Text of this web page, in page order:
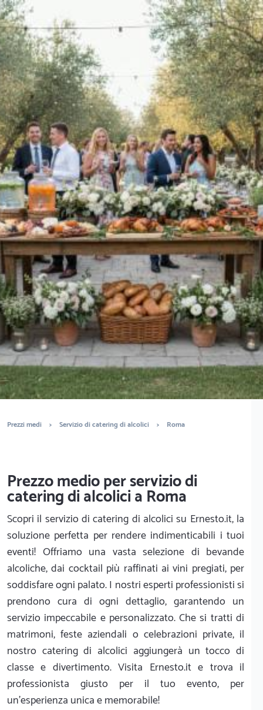
Quanto costa servizio
di catering di alcolici
a Roma? Prezzi e
tariffe 2026
Il costo medio per servizio di catering di alcolici
va da200€ a 2000€
Vuoi sapere il prezzo preciso per servizio di catering di alcolici?
Ottieni preventivi gratuiti.
È completamente gratuito
Trova catering per eventi
Prezzi medi > Servizio di catering di alcolici > Roma
Prezzo medio per servizio di
catering di alcolici a Roma
Scopri il servizio di catering di alcolici su Ernesto.it, la
soluzione perfetta per rendere indimenticabili i tuoi
eventi! Offriamo una vasta selezione di bevande
alcoliche, dai cocktail più raffinati ai vini pregiati, per
soddisfare ogni palato. I nostri esperti professionisti si
prendono cura di ogni dettaglio, garantendo un
servizio impeccabile e personalizzato. Che si tratti di
matrimoni, feste aziendali o celebrazioni private, il
nostro catering di alcolici aggiungerà un tocco di
classe e divertimento. Visita Ernesto.it e trova il
professionista giusto per il tuo evento, per
un'esperienza unica e memorabile!